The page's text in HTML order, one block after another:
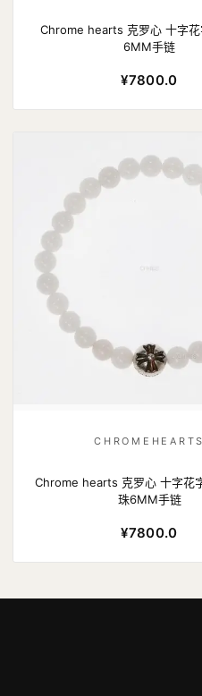
Chrome hearts 克罗心 十字花
6MM手链
¥7800.0
Chrome hearts 克罗心 十字花
珠6MM手链
¥7800.0